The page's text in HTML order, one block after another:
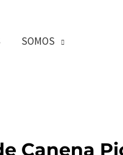
SOMOS
Canena